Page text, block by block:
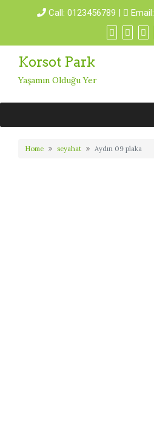
Call: 0123456789 | Email:
Korsot Park
Yaşamın Olduğu Yer
Home seyahat Aydın 09 plaka